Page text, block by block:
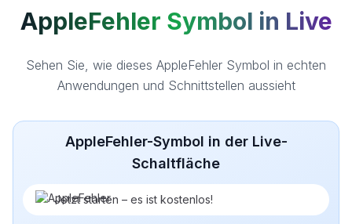
AppleFehler Symbol in Live
Sehen Sie, wie dieses AppleFehler Symbol in echten
Anwendungen und Schnittstellen aussieht
AppleFehler-Symbol in der Live-
Schaltfläche
Jetzt starten – es ist kostenlos!